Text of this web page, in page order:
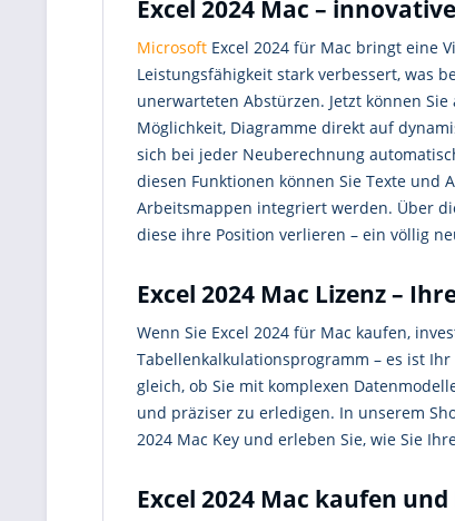
Excel 2024 Mac –
Microsoft Excel 2024 für Mac bringt eine
Leistungsfähigkeit stark verbessert, was
unerwarteten Abstürzen. Jetzt können
Möglichkeit, Diagramme direkt auf
sich bei jeder Neuberechnung
diesen Funktionen können Sie Texte
Arbeitsmappen integriert werden. Über
diese ihre Position verlieren – ein völlig
Excel 2024 Mac Lizenz –
Wenn Sie Excel 2024 für Mac kaufen,
Tabellenkalkulationsprogramm – es ist
gleich, ob Sie mit komplexen
und präziser zu erledigen. In unserem
2024 Mac Key und erleben Sie, wie Sie
Excel 2024 Mac kaufen